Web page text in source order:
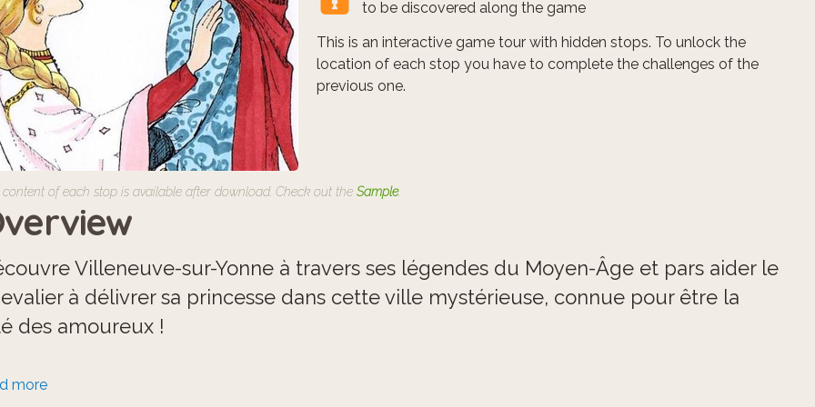
to be discovered along the game
This is an interactive game tour with hidden stops. To unlock the
location of each stop you have to complete the challenges of the
previous one.
content of each stop is available after download. Check out the Sample.
Villeneuve-sur-Yonne à travers ses légendes du Moyen-Âge et pars aider le
à délivrer sa princesse dans cette ville mystérieuse, connue pour être la
des amoureux !
la libérer, une aventure en 18 étapes t'attend. Suis bien les instructions, écoute
more